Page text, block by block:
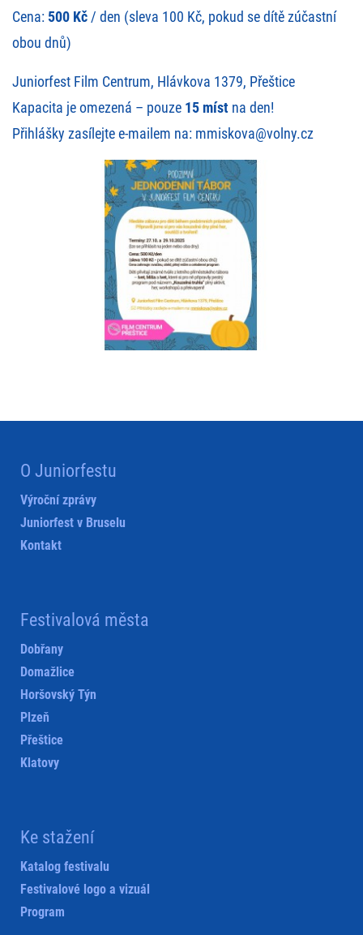
Cena:500 Kč / den (sleva 100 Kč, pokud se dítě zúčastní
obou dnů)
Juniorfest Film Centrum, Hlávkova 1379, Přeštice
Kapacita je omezená – pouze 15 míst na den!
Přihlášky zasílejte e-mailem na: mmiskova@volny.cz
O Juniorfestu
Výroční zprávy
Juniorfest v Bruselu
Kontakt
Festivalová města
Dobřany
Domažlice
Horšovský Týn
Plzeň
Přeštice
Klatovy
Ke stažení
Katalog festivalu
Festivalové logo a vizuál
Program